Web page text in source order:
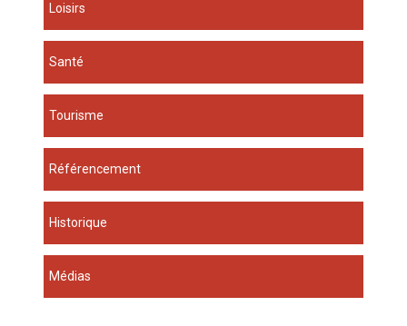
Loisirs
Santé
Tourisme
Référencement
Historique
Médias